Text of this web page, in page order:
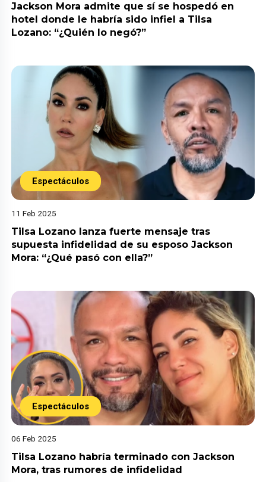
Jackson Mora admite que sí se hospedó en
hotel donde le habría sido infiel a Tilsa
Lozano: “¿Quién lo negó?”
Espectáculos
11 Feb 2025
Tilsa Lozano lanza fuerte mensaje tras
supuesta infidelidad de su esposo Jackson
Mora: “¿Qué pasó con ella?”
Espectáculos
06 Feb 2025
Tilsa Lozano habría terminado con Jackson
Mora, tras rumores de infidelidad